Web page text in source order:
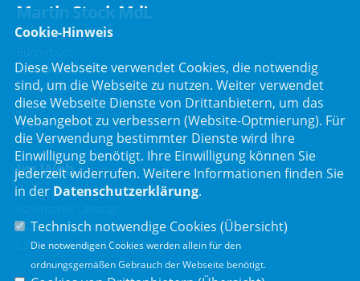
Martin Stock MdL
Bürgerbüro
Schafbrückenweg 10
63834 Sulzbach am Main
Telefon :06028 / 217 496 0
Telefax : 06028 / 217 496 9
Im Web
CSU Landtagsfraktion
CSU Kreisverband Miltenberg
Cookie-Hinweis
Diese Webseite verwendet Cookies, die notwendig
sind, um die Webseite zu nutzen. Weiter verwendet
diese Webseite Dienste von Drittanbietern, um das
Webangebot zu verbessern (Website-Optmierung). Für
die Verwendung bestimmter Dienste wird Ihre
Einwilligung benötigt. Ihre Einwilligung können Sie
jederzeit widerrufen. Weitere Informationen finden Sie
in der Datenschutzerklärung.
Technisch notwendige Cookies (Übersicht)
Die notwendigen Cookies werden allein für den
ordnungsgemäßen Gebrauch der Webseite benötigt.